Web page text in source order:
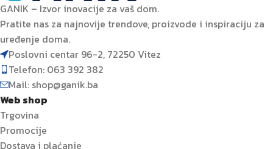
GANIK – Izvor inovacije za vaš dom.
Pratite nas za najnovije trendove, proizvode i inspiraciju za
uređenje doma.
Poslovni centar 96-2, 72250 Vitez
Telefon: 063 392 382
Mail: shop@ganik.ba
Web shop
Trgovina
Promocije
Dostava i plaćanje